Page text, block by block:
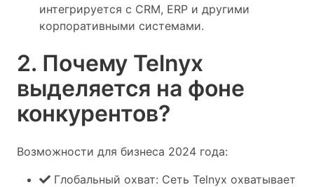
интегрируется с CRM, ERP и другими
корпоративными системами.
2. Почему Telnyx
выделяется на фоне
конкурентов?
Возможности для бизнеса 2024 года:
Глобальный охват: Сеть Telnyx охватывает